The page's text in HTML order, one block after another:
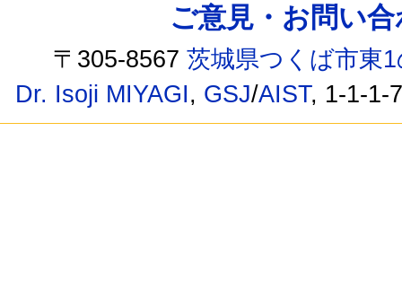
ご意見・お問い
〒305-8567茨城県つくば市東
Dr. Isoji MIYAGI, GSJ/AIST, 1-1-1-